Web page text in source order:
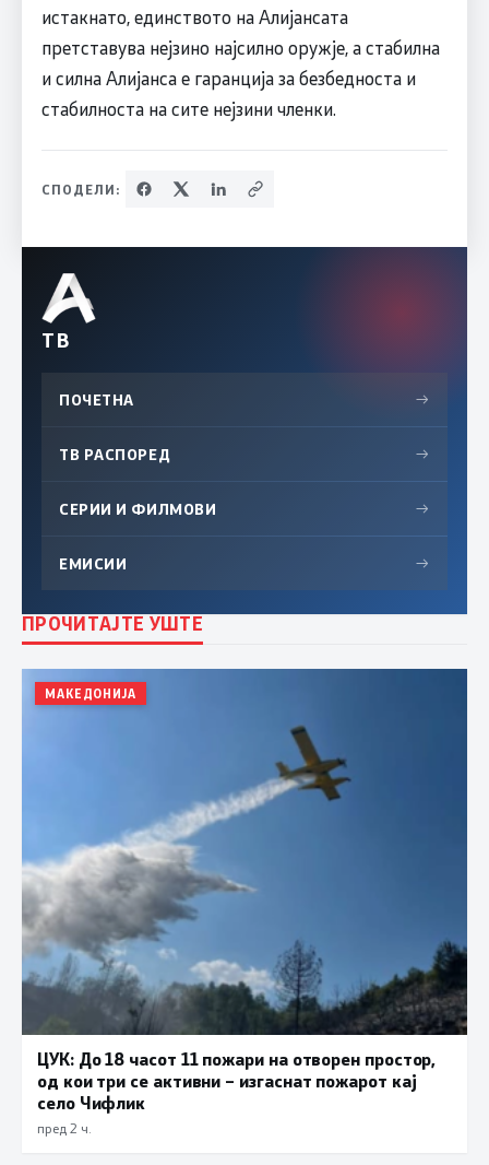
истакнато, единството на Алијансата
претставува нејзино најсилно оружје, а стабилна
и силна Алијанса е гаранција за безбедноста и
стабилноста на сите нејзини членки.
СПОДЕЛИ:
ТВ
ПОЧЕТНА →
ТВ РАСПОРЕД →
СЕРИИ И ФИЛМОВИ →
ЕМИСИИ →
ПРОЧИТАЈТЕ УШТЕ
МАКЕДОНИЈА
ЦУК: До 18 часот 11 пожари на отворен простор,
од кои три се активни – изгаснат пожарот кај
село Чифлик
пред 2 ч.